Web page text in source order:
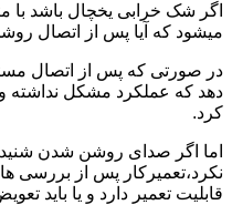
اگر شک خرابی یخچال باشد
میشود که آیا پس از اتصال
در صورتی که پس از اتصال
دهد که عملکرد مشکل نداشته
کرد.
اما اگر صدای روشن شدن
نکرد،تعمیرکار پس از
قابلیت تعمیر دارد و یا باید